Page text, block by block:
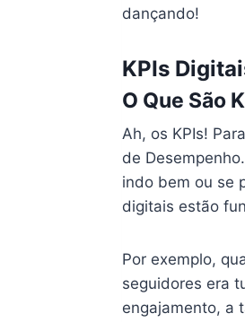
dançando!
KPIs
O Que São
Ah, os KPIs!
de
indo bem ou se
digitais estão
Por exemplo,
seguidores era
engajamento, a